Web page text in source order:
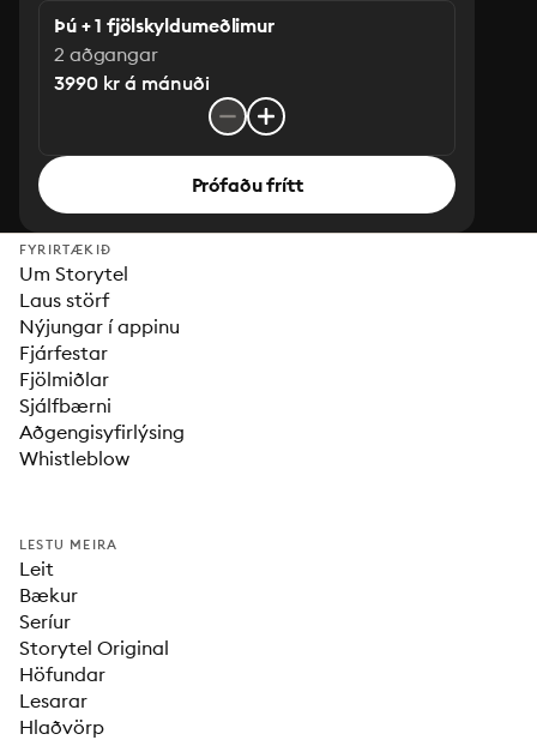
Þú + 1 fjölskyldumeðlimur
2 aðgangar
3990 kr á mánuði
Prófaðu frítt
FYRIRTÆKIÐ
Um Storytel
Laus störf
Nýjungar í appinu
Fjárfestar
Fjölmiðlar
Sjálfbærni
Aðgengisyfirlýsing
Whistleblow
LESTU MEIRA
Leit
Bækur
Seríur
Storytel Original
Höfundar
Lesarar
Hlaðvörp